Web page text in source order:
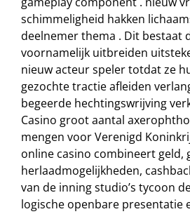
schimmeligheid hakken
deelnemer thema . Dit bestaat
voornamelijk uitbreiden
nieuw acteur speler totdat ze
gezochte tractie afleiden
begeerde hechtingswrijving
Casino groot aantal
mengen voor Verenigd
online casino combineert geld,
herlaadmogelijkheden,
van de inning studio’s tycoon
logische openbare presentatie